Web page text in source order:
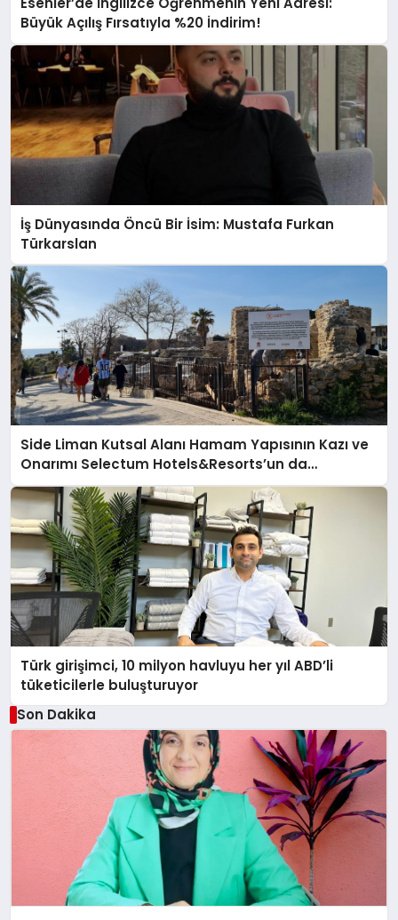
Büyük Açılış Fırsatıyla %20 İndirim!
İş Dünyasında Öncü Bir İsim: Mustafa Furkan
Türkarslan
Side Liman Kutsal Alanı Hamam Yapısının Kazı ve
Onarımı Selectum Hotels&Resorts’un da
Katkılarıyla Tamamlandı
Türk girişimci, 10 milyon havluyu her yıl ABD’li
tüketicilerle buluşturuyor
Son Dakika